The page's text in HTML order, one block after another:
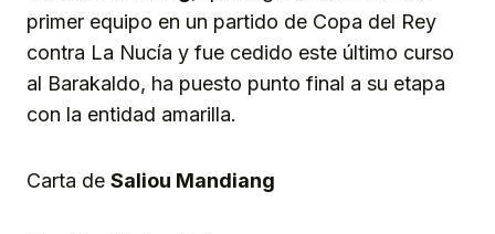
primer equipo en un partido de Copa del Rey
contra La Nucía y fue cedido este último curso
al Barakaldo, ha puesto punto final a su etapa
con la entidad amarilla.
Carta de Saliou Mandiang